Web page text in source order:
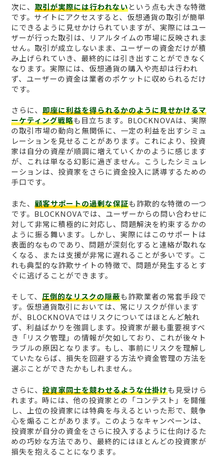
次に、 取引が実際には行われないという点も大きな特徴
です。サイトにアクセスすると、仮想通貨の取引が簡単
にできるように見せかけられていますが、実際にはユー
ザーが行った取引は、リアルタイムの市場に反映されま
せん。取引が成立しないまま、ユーザーの資金だけが積
み上げられていき、最終的には引き出すことができなく
なります。実際には、仮想通貨の購入や売却は行われ
ず、ユーザーの資金は業者のポケットに収められるだけ
です。
さらに、 即座に利益を得られるかのように見せかけるマ
ーケティング戦略も目立ちます。BLOCKNOVAは、実際
の取引市場の動向と無関係に、一定の利益を出すシミュ
レーションを見せることがあります。これにより、投資
家は自分の資産が順調に増えていくかのように感じます
が、これは単なる幻影に過ぎません。こうしたシミュレ
ーションは、投資家をさらに資金投入に誘導するための
手口です。
また、 顧客サポートの過剰な保証も詐欺的な特徴の一つ
です。BLOCKNOVAでは、ユーザーからの問い合わせに
対して非常に積極的に対応し、問題解決を約束するかの
ように振る舞います。しかし、実際にはこのサポートは
表面的なものであり、問題が深刻化すると連絡が取れな
くなる、または支援が非常に遅れることが多いです。こ
れも典型的な詐欺サイトの特徴で、問題が発生するとす
ぐに逃げることができます。
そして、 圧倒的なリスクの隠蔽も詐欺業者の常套手段で
す。仮想通貨取引においては、常にリスクが伴います
が、BLOCKNOVAではリスクについてはほとんど触れ
ず、利益ばかりを強調します。投資家が最も重要視すべ
き「リスク管理」の情報が欠如しており、これが後々ト
ラブルの原因となります。もし、事前にリスクを理解し
ていたならば、損失を回避する方法や資金管理の方法を
選ぶことができたかもしれません。
さらに、 投資家同士を競わせるような仕掛けも見受けら
れます。時には、他の投資家との「コンテスト」を開催
し、上位の投資家には特典を与えるといった形で、競争
心を煽ることがあります。このようなキャンペーンは、
投資家が自分の資金をさらに投入するように仕向けるた
めの巧妙な方法であり、最終的にはほとんどの投資家が
損失を抱えることになります。